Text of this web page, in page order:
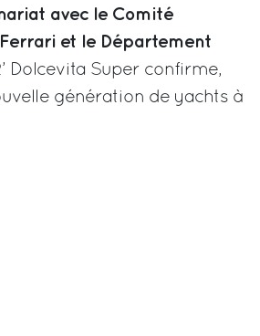
avec le Comité
et le Département
Dolcevita Super confirme,
génération de yachts à